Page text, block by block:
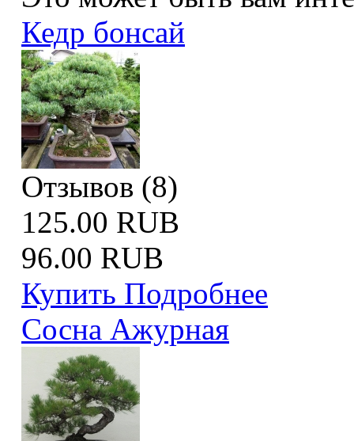
Кедр бонсай
Отзывов (8)
125.00 RUB
96.00 RUB
Купить Подробнее
Сосна Ажурная